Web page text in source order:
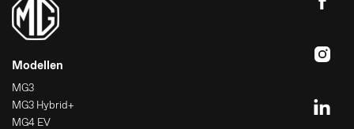
Modellen
MG3
MG3 Hybrid+
MG4 EV